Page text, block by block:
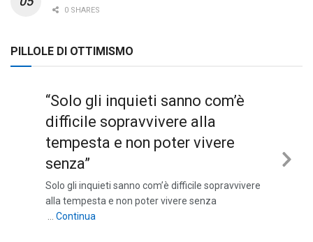
0 SHARES
PILLOLE DI OTTIMISMO
“Solo gli inquieti sanno com’è
difficile sopravvivere alla
tempesta e non poter vivere
senza”
Solo gli inquieti sanno com’è difficile sopravvivere
alla tempesta e non poter vivere senza
… Continua